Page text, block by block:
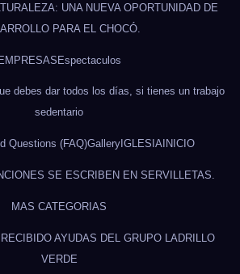
UNA NUEVA OPORTUNIDAD DE
PARA EL CHOCÓ.
Espectaculos
debes dar todos los días, si tienes un trabajo
sedentario
Questions (FAQ)GalleryIGLESIAINICIO
SE ESCRIBEN EN SERVILLETAS.
MAS CATEGORIAS
AYUDAS DEL GRUPO LADRILLO
VERDE